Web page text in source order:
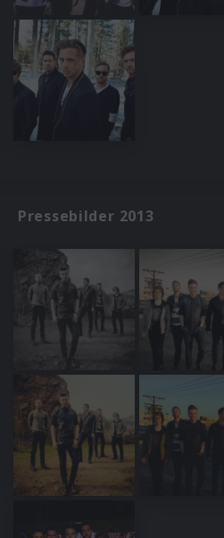
Pressebilder 2013